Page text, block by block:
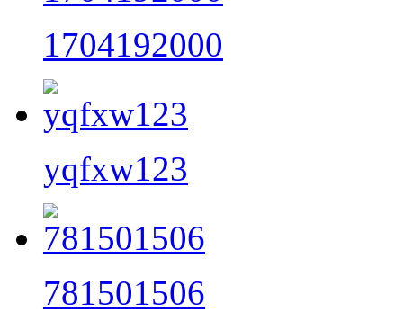
1704192000
yqfxw123
781501506